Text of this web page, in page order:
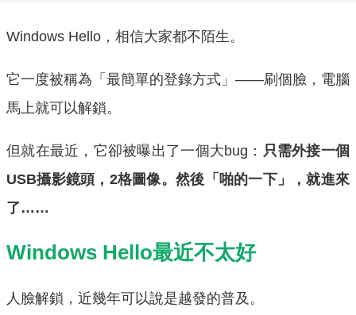
Windows Hello，相信大家都不陌生。
它一度被稱為「最簡單的登錄方式」——刷個臉，電腦
馬上就可以解鎖。
但就在最近，它卻被曝出了一個大bug： 只需外接一個
USB攝影鏡頭，2格圖像。然後「啪的一下」，就進來
了……
Windows Hello最近不太好
人臉解鎖，近幾年可以說是越發的普及。